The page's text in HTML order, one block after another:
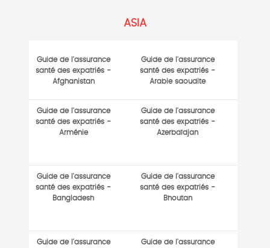
ASIA
Guide de l'assurance
santé des expatriés -
Afghanistan
Guide de l'assurance
santé des expatriés -
Arabie saoudite
Guide de l'assurance
santé des expatriés -
Arménie
Guide de l'assurance
santé des expatriés -
Azerbaïdjan
Guide de l'assurance
santé des expatriés -
Bangladesh
Guide de l'assurance
santé des expatriés -
Bhoutan
Guide de l'assurance
Guide de l'assurance